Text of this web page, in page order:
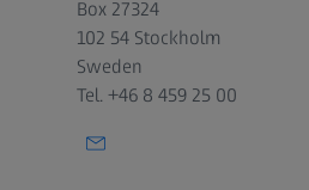
Box 27324
102 54 Stockholm
Sweden
Tel. +46 8 459 25 00